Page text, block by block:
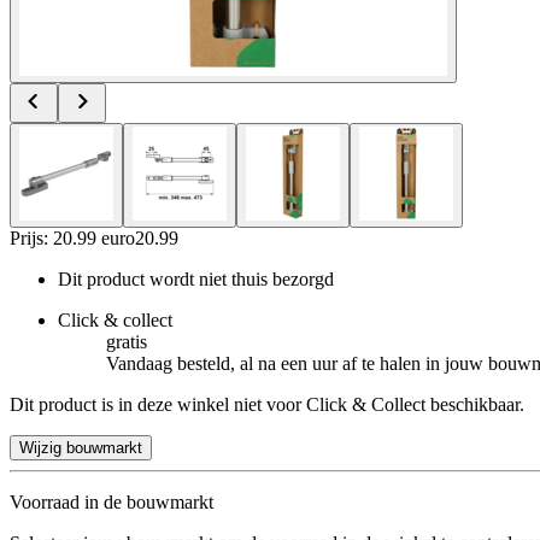
Prijs: 20.99 euro20.99
Dit product wordt niet thuis bezorgd
Click & collect
gratis
Vandaag besteld, al na een uur af te halen in jouw
Dit product is in deze winkel niet voor Click & Collect beschikbaar.
Wijzig bouwmarkt
Voorraad in de bouwmarkt